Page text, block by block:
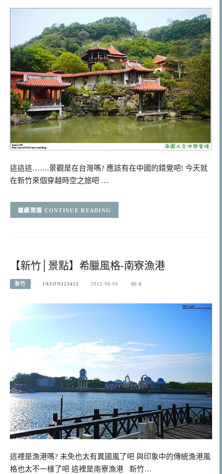
這這這…….景觀是在台灣嗎? 應該有在中國的錯覺吧! 今天就
在新竹來個穿越時空之旅吧 …
CONTINUE READING
【新竹│景點】希臘風格-南寮漁港
新竹 JASON123455 2012-08-06 6
這裡是漁港嗎? 未免也太有異國風了吧 與印象中的傳統漁港風
格也太不一樣了吧 這裡是南寮漁港 新竹…